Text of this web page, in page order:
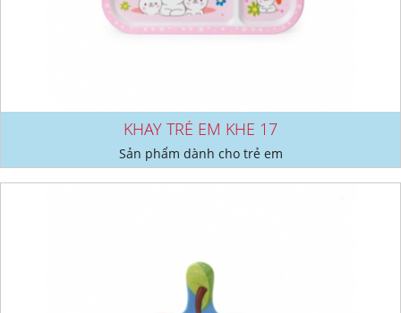
KHAY TRẺ EM KHE 17
Sản phẩm dành cho trẻ em